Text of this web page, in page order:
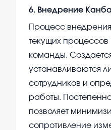
6. Внедрение
Процесс
текущих процессов
команды.
устанавливаются
сотрудников и
работы.
позволяет
сопротивление